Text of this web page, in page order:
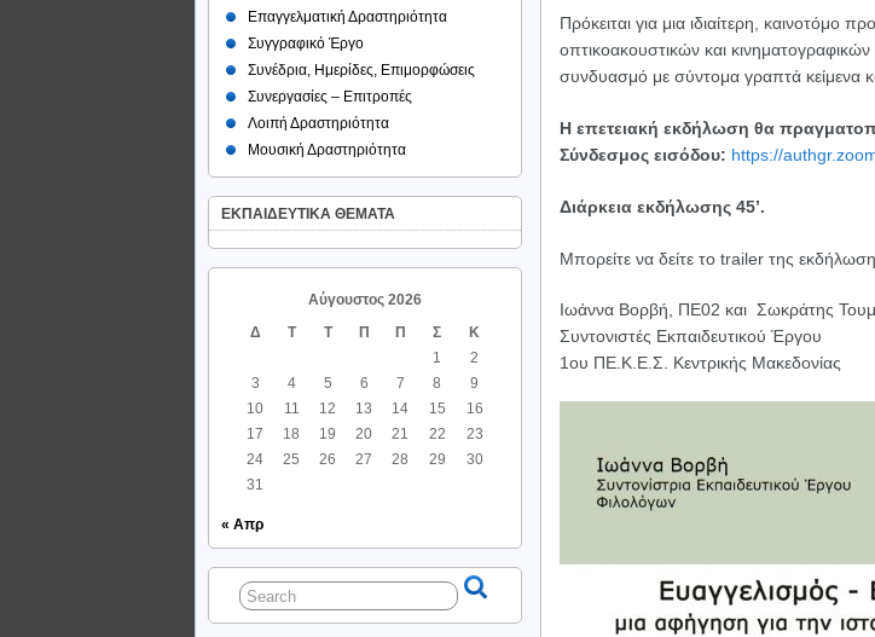
Πρόκειται για μια ιδιαίτερη, καινοτόμο
οπτικοακουστικών και
συνδυασμό με σύντομα γραπτά κείμενα
Η επετειακή εκδήλωση θα
Σύνδεσμος εισόδου: https://
Διάρκεια εκδήλωσης 45’.
Μπορείτε να δείτε το trailer της
Ιωάννα Βορβή, ΠΕ02 και Σωκράτης
Συντονιστές Εκπαιδευτικού Έργου
1ου ΠΕ.Κ.Ε.Σ. Κεντρικής Μακεδονίας
Επαγγελματική Δραστηριότητα
Συγγραφικό Έργο
Συνέδρια, Ημερίδες, Επιμορφώσεις
Συνεργασίες – Επιτροπές
Λοιπή Δραστηριότητα
Μουσική Δραστηριότητα
ΕΚΠΑΙΔΕΥΤΙΚΑ ΘΕΜΑΤΑ
Αύγουστος 2026
Δ
Τ Τ Π Π Σ
Κ
1
2
3
4 5 6 7 8
9
10
11 12 13 14 15
16
17
18 19 20 21 22
23
24
25 26 27 28 29
30
31
« Απρ